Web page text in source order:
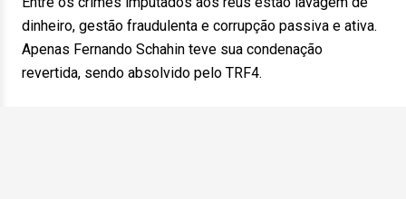
dinheiro, gestão fraudulenta e corrupção passiva e ativa.
Apenas Fernando Schahin teve sua condenação
revertida, sendo absolvido pelo TRF4.